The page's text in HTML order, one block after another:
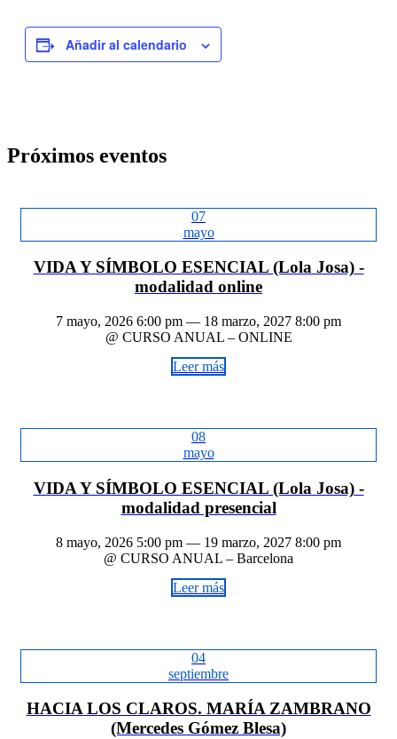
Añadir al calendario
Próximos eventos
07
mayo
VIDA Y SÍMBOLO ESENCIAL (Lola Josa) -
modalidad online
7 mayo, 2026 6:00 pm — 18 marzo, 2027 8:00 pm
@ CURSO ANUAL – ONLINE
Leer más
08
mayo
VIDA Y SÍMBOLO ESENCIAL (Lola Josa) -
modalidad presencial
8 mayo, 2026 5:00 pm — 19 marzo, 2027 8:00 pm
@ CURSO ANUAL – Barcelona
Leer más
04
septiembre
HACIA LOS CLAROS. MARÍA ZAMBRANO
(Mercedes Gómez Blesa)